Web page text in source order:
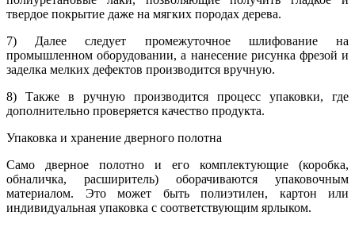
твердое покрытие даже на мягких породах дерева.
7) Далее следует промежуточное шлифование на
промышленном оборудовании, а нанесение рисунка фрезой и
заделка мелких дефектов производится вручную.
8) Также в ручную производится процесс упаковки, где
дополнительно проверяется качество продукта.
Упаковка и хранение дверного полотна
Само дверное полотно и его комплектующие (коробка,
обналичка, расширитель) оборачиваются упаковочным
материалом. Это может быть полиэтилен, картон или
индивидуальная упаковка с соответствующим ярлыком.